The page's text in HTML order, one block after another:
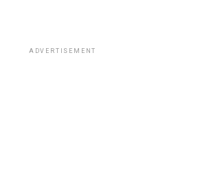
ADVERTISEMENT